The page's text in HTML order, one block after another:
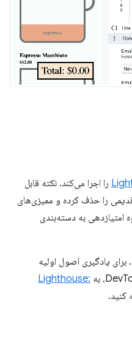
را اجرا می‌کند. نکته قابل
را حذف کرده و ممیزی‌های
به دسته‌بندی
برای یادگیری اصول اولیه
Lighthouse:
کنید.